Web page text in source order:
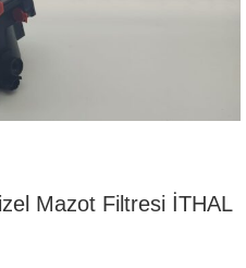
Mazot Filtresi İTHAL